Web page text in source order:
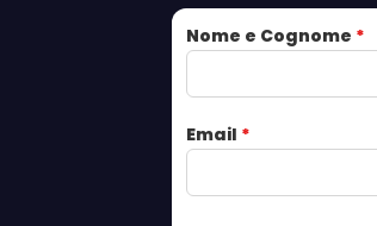
Nome e Cognome *
Email *